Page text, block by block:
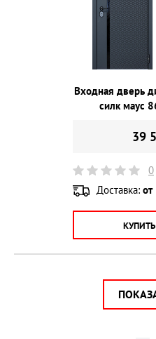
Входная дверь
силк маус
39
0
Доставка: от
КУПИТЬ